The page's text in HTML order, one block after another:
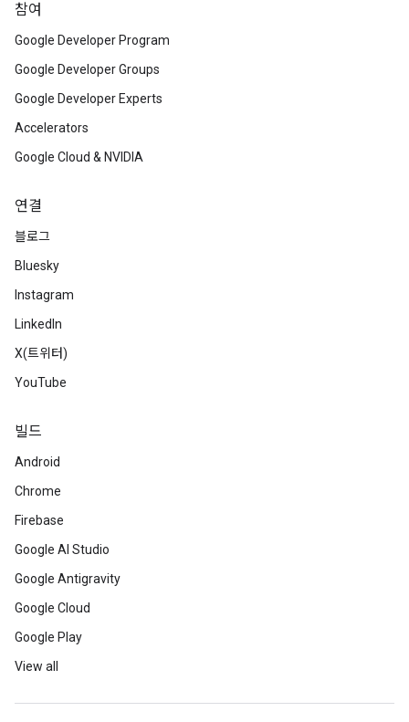
참여
Google Developer Program
Google Developer Groups
Google Developer Experts
Accelerators
Google Cloud & NVIDIA
연결
블로그
Bluesky
Instagram
LinkedIn
X(트위터)
YouTube
빌드
Android
Chrome
Firebase
Google AI Studio
Google Antigravity
Google Cloud
Google Play
View all